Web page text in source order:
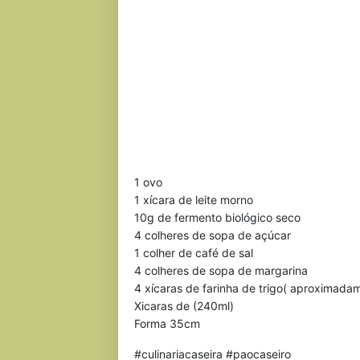
1 ovo
1 xícara de leite morno
10g de fermento biológico seco
4 colheres de sopa de açúcar
1 colher de café de sal
4 colheres de sopa de margarina
4 xícaras de farinha de trigo(
Xicaras de (240ml)
Forma 35cm
#culinariacaseira #paocaseiro